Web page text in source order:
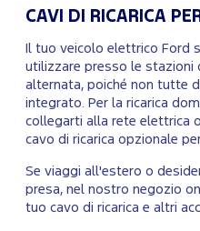
CAVI DI RICARICA
Il tuo veicolo elettrico Ford
utilizzare presso le stazioni
alternata, poiché non tutte
integrato. Per la ricarica
collegarti alla rete elettrica
cavo di ricarica opzionale
Se viaggi all'estero o
presa, nel nostro negozio
tuo cavo di ricarica e altri